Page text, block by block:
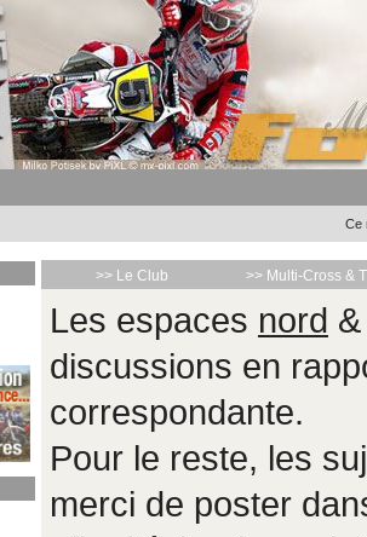
Ce
>> Le Club >> Multi-Cross &
Les espaces nord
discussions en
correspondante.
Pour le reste, les
merci de poster